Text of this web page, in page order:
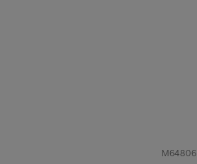
M64806